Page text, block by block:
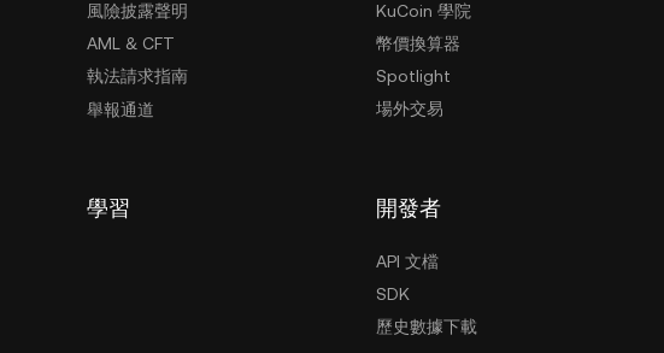
風險披露聲明
AML & CFT
執法請求指南
舉報通道
KuCoin 學院
幣價換算器
Spotlight
場外交易
學習 開發者
API 文檔
SDK
歷史數據下載